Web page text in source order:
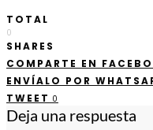
TOTAL
0
SHARES
COMPARTE EN
ENVÍALO POR
TWEET 0
Deja una respuesta